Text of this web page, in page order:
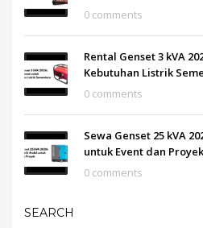
0 comments
Rental Genset 3 kVA
Kebutuhan Listrik
0 comments
Sewa Genset 25 kVA
untuk Event dan Proyek
0 comments
SEARCH